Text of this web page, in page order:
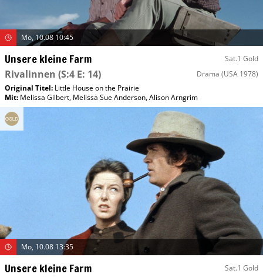
Mo, 10.08 10:45
Unsere kleine Farm Sat.1 Gold
Rivalinnen (S:4 E: 14) Drama (USA 1978)
Original Titel: Little House on the Prairie
Mit: Melissa Gilbert, Melissa Sue Anderson,Alison Arngrim
Mo, 10.08 13:35
Unsere kleine Farm Sat.1 Gold